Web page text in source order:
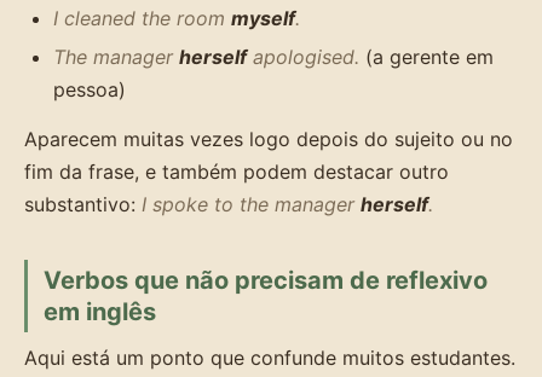
I cleaned the room myself.
The manager herselfapologised. (a gerente em
pessoa)
Aparecem muitas vezes logo depois do sujeito ou no
fim da frase, e também podem destacar outro
substantivo: I spoke to the manager herself.
Verbos que não precisam de reflexivo
em inglês
Aqui está um ponto que confunde muitos estudantes.